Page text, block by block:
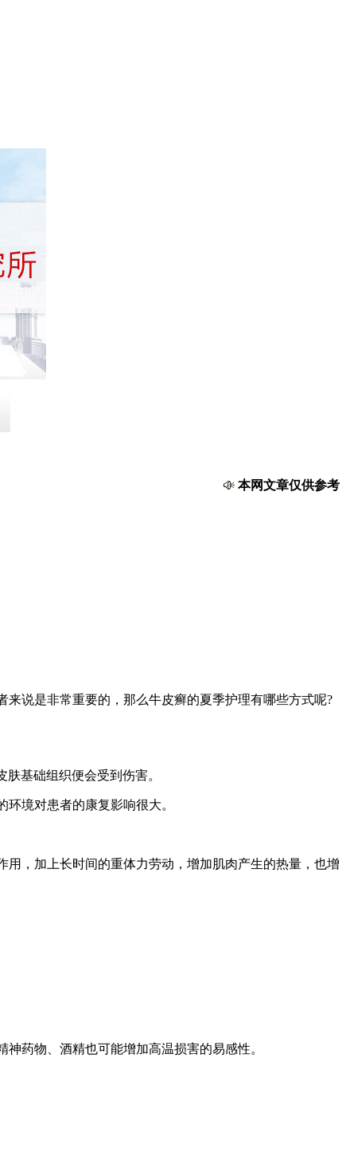
本网文章仅供参考，
说是非常重要的，那么牛皮癣的夏季护理有哪些方式呢?
基础组织便会受到伤害。
境对患者的康复影响很大。
，加上长时间的重体力劳动，增加肌肉产生的热量，也增
药物、酒精也可能增加高温损害的易感性。